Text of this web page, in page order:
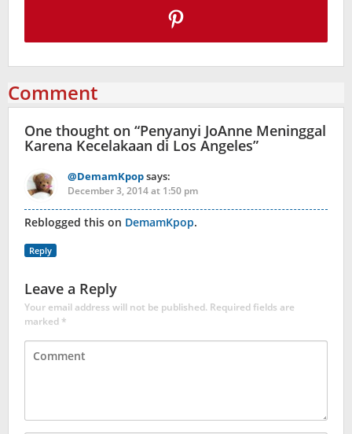
Comment
One thought on “Penyanyi JoAnne Meninggal
Karena Kecelakaan di Los Angeles”
@DemamKpopsays:
December 3, 2014 at 1:50 pm
Reblogged this on DemamKpop.
Reply
Leave a Reply
Your email address will not be published. Required fields are
marked*